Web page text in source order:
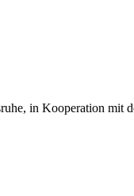
in Kooperation mit